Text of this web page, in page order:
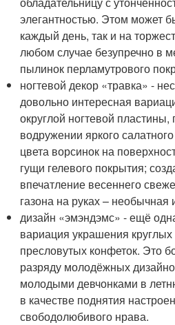
элегантностью. Этом может
каждый день, так и на
любом случае безупречно в
пылинок перламутрового
ногтевой декор «травка» -
довольно интересная
округлой ногтевой
водружении яркого
цвета ворсинок на
гущи гелевого покрытия;
впечатление весеннего
газона на руках – необычная
дизайн «эмэндэмс» - ещё
вариация украшения круглых
пресловутых конфеток. Это
разряду молодёжных
молодыми девчонками в
в качестве поднятия
свободолюбивого нрава.